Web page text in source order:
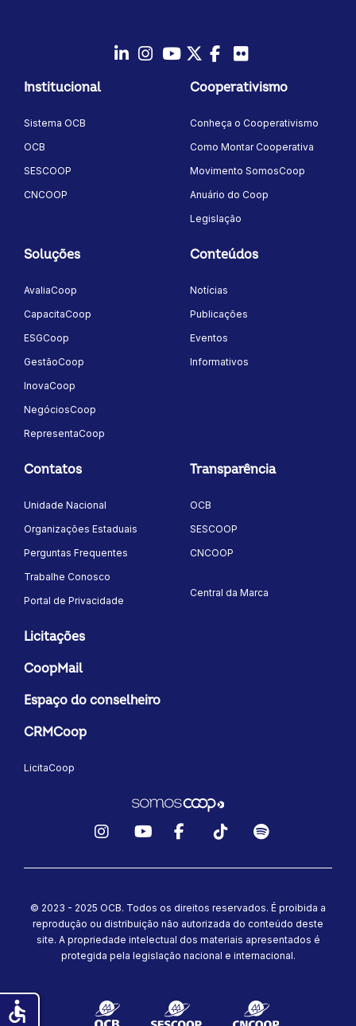
Instagram
YoutubeTwitter/X
Facebook
Institucional
Sistema OCB
OCB
SESCOOP
CNCOOP
Cooperativismo
Conheça o Cooperativismo
Como Montar Cooperativa
Movimento SomosCoop
Anuário do Coop
Legislação
Soluções
AvaliaCoop
CapacitaCoop
ESGCoop
GestãoCoop
InovaCoop
NegóciosCoop
RepresentaCoop
Conteúdos
Notícias
Publicações
Eventos
Informativos
Contatos
Unidade Nacional
Organizações Estaduais
Perguntas Frequentes
Trabalhe Conosco
Portal de Privacidade
Transparência
OCB
SESCOOP
CNCOOP
Central da Marca
Licitações
CoopMail
Espaço do conselheiro
CRMCoop
LicitaCoop
© 2023 - 2025 OCB. Todos os direitos reservados. É proibida a
reprodução ou distribuição não autorizada do conteúdo deste
site. A propriedade intelectual dos materiais apresentados é
protegida pela legislação nacional e internacional.
accessible